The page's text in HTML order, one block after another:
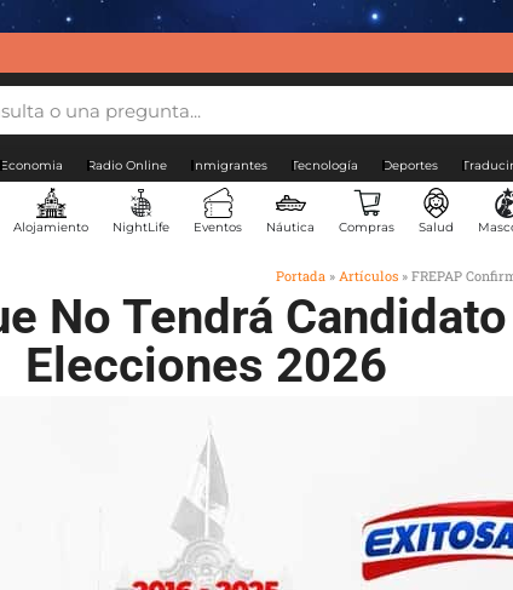
Economia Radio Online Inmigrantes Tecnología Deportes
Alojamiento NightLife Eventos Náutica Compras Salud
Portada » Artículos » FREPAP
No Tendrá
Elecciones 2026